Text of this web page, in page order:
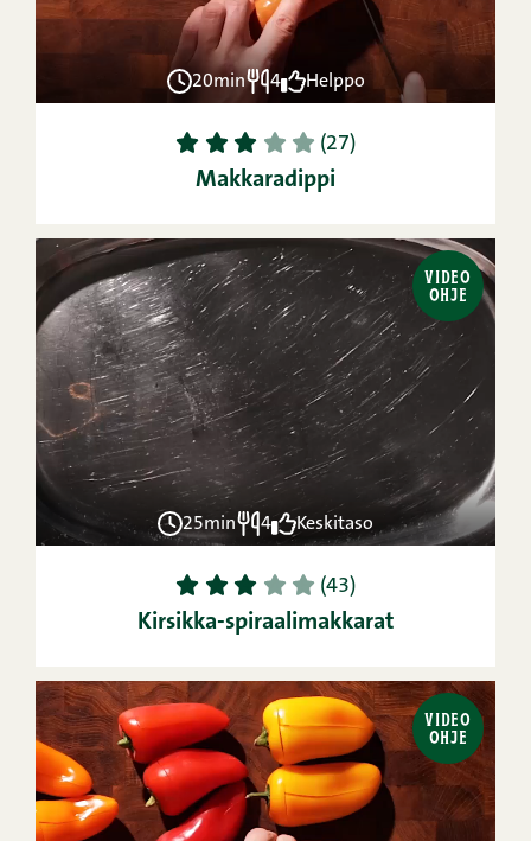
20min 4 Helppo
1 2 3 4 5 (27)
Makkaradippi
VIDEO
OHJE
25min 4 Keskitaso
1 2 3 4 5 (43)
Kirsikka-spiraalimakkarat
VIDEO
OHJE